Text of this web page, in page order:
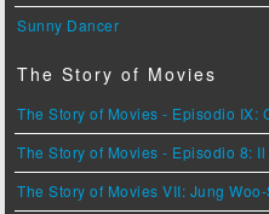
Sunny Dancer
The Story of Movies
The Story of Movies - Episodio IX:
The Story of Movies - Episodio 8:
The Story of Movies VII: Jung